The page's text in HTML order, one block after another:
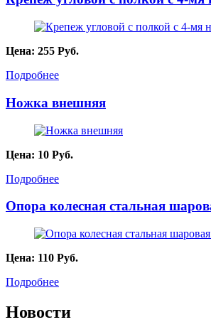
Цена: 255 Руб.
Подробнее
Ножка внешняя
Цена: 10 Руб.
Подробнее
Опора колесная стальная
Цена: 110 Руб.
Подробнее
Новости